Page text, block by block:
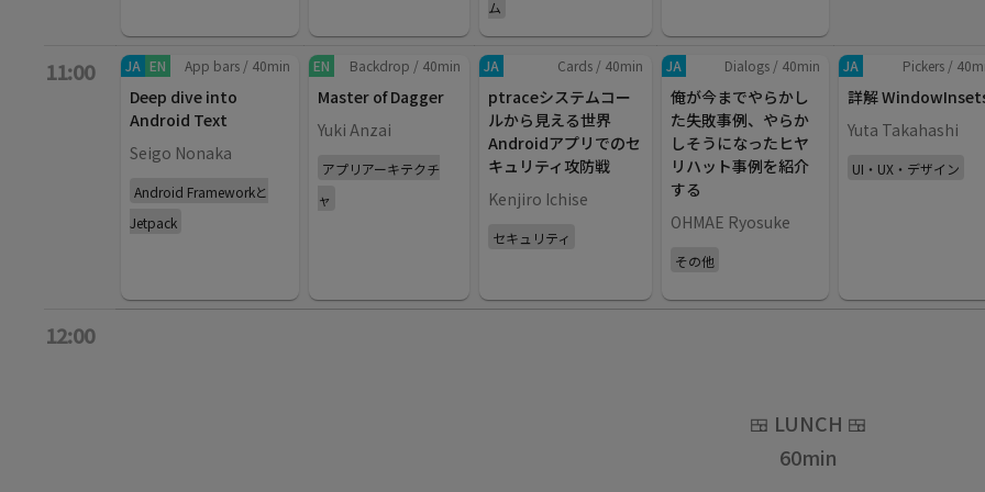
ム
11:00 JA EN App bars / 40min
Deep dive into
Android Text
Seigo Nonaka
Android Frameworkと
Jetpack
EN Backdrop / 40min
Master of Dagger
Yuki Anzai
アプリアーキテクチ
ャ
JA Cards / 40min
ptraceシステムコー
ルから見える世界
Androidアプリでのセ
キュリティ攻防戦
Kenjiro Ichise
セキュリティ
JA Dialogs / 40min
俺が今までやらかし
た失敗事例、やらか
しそうになったヒヤ
リハット事例を紹介
する
OHMAE Ryosuke
その他
JA Pickers / 40
詳解
Yuta Takahashi
UI・UX・デザイン
12:00
🍱 LUNCH 🍱
60min